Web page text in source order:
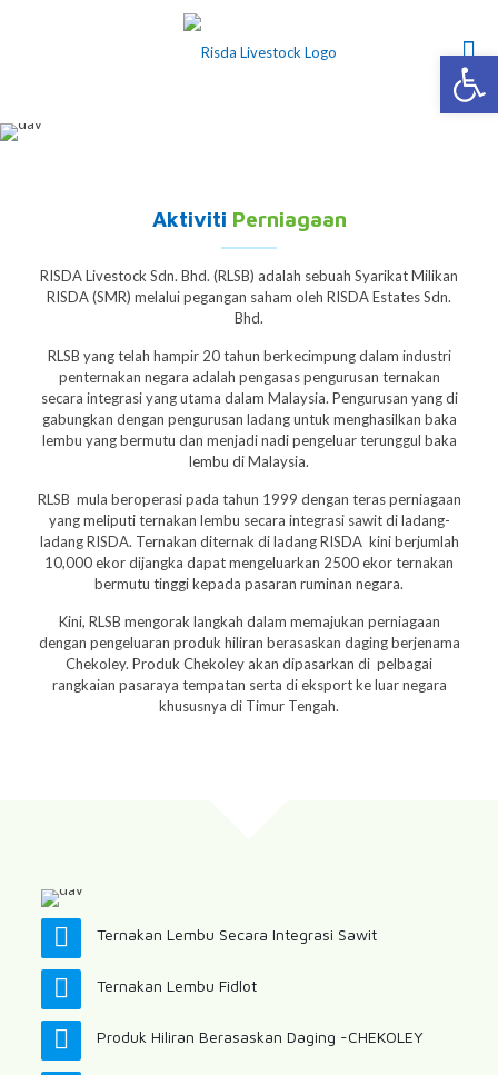
Aktiviti Perniagaan
RISDA Livestock Sdn. Bhd. (RLSB) adalah sebuah Syarikat Milikan
RISDA (SMR) melalui pegangan saham oleh RISDA Estates Sdn.
Bhd.
RLSB yang telah hampir 20 tahun berkecimpung dalam industri
penternakan negara adalah pengasas pengurusan ternakan
secara integrasi yang utama dalam Malaysia. Pengurusan yang di
gabungkan dengan pengurusan ladang untuk menghasilkan baka
lembu yang bermutu dan menjadi nadi pengeluar terunggul baka
lembu di Malaysia.
RLSB mula beroperasi pada tahun 1999 dengan teras perniagaan
yang meliputi ternakan lembu secara integrasi sawit di ladang-
ladang RISDA. Ternakan diternak di ladang RISDA kini berjumlah
10,000 ekor dijangka dapat mengeluarkan 2500 ekor ternakan
bermutu tinggi kepada pasaran ruminan negara.
Kini, RLSB mengorak langkah dalam memajukan perniagaan
dengan pengeluaran produk hiliran berasaskan daging berjenama
Chekoley. Produk Chekoley akan dipasarkan di pelbagai
rangkaian pasaraya tempatan serta di eksport ke luar negara
khususnya di Timur Tengah.
Ternakan Lembu Secara Integrasi Sawit
Ternakan Lembu Fidlot
Produk Hiliran Berasaskan Daging -CHEKOLEY